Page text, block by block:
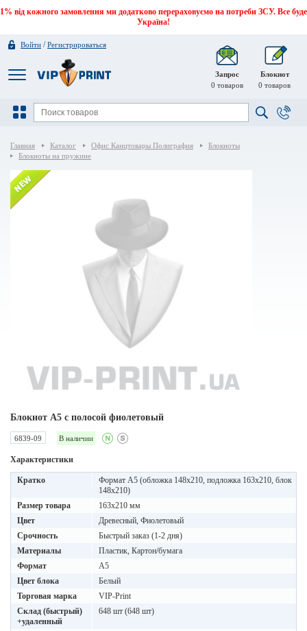
1% від кожного замовлення ми додатково перераховуємо на потреби ЗСУ. Все буде
Україна!
Войти /Регистрироваться
Запрос
0 товаров
Блокнот
0 товаров
Главная Каталог Офис Канцтовары Полиграфия
Блокноты
Блокноты на пружине
Блокнот A5 с полосой фиолетовый
6839-09 В наличии
Характеристики
Кратко
Формат А5 (обложка 148х210, подложка 163х210, блок
148х210)
Размер товара
163х210 мм
Цвет
Древесный, Фиолетовый
Срочность
Быстрый заказ (1-2 дня)
Материалы
Пластик, Картон/бумага
Формат
A5
Цвет блока
Белый
Торговая марка
VIP-Print
Склад (быстрый)
+удаленный
648 шт (648 шт)